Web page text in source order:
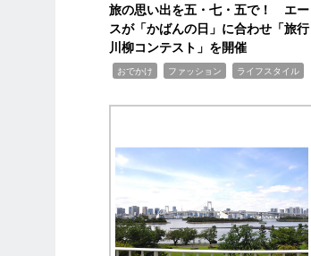
旅の思い出を五・七・五で！ エー
スが「かばんの日」に合わせ「旅行
川柳コンテスト」を開催
おでかけ ファッション ライフスタイル